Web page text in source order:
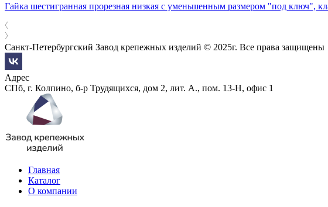
Гайка шестигранная прорезная низкая с уменьшенным размером "под ключ",
Санкт-Петербургский Завод крепежных изделий © 2025г. Все права защищены
Адрес
СПб, г. Колпино, б-р Трудящихся, дом 2, лит. А., пом. 13-Н, офис 1
Главная
Каталог
О компании